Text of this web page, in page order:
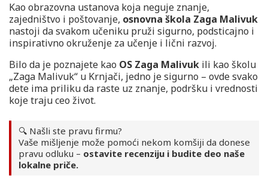
Kao obrazovna ustanova koja neguje znanje,
zajedništvo i poštovanje, osnovna škola Zaga Malivuk
nastoji da svakom učeniku pruži sigurno, podsticajno i
inspirativno okruženje za učenje i lični razvoj.
Bilo da je poznajete kao OS Zaga Malivuk ili kao školu
„Zaga Malivuk“ u Krnjači, jedno je sigurno – ovde svako
dete ima priliku da raste uz znanje, podršku i vrednosti
koje traju ceo život.
🔍 Našli ste pravu firmu?
Vaše mišljenje može pomoći nekom komšiji da donese
pravu odluku – ostavite recenziju i budite deo naše
lokalne priče.